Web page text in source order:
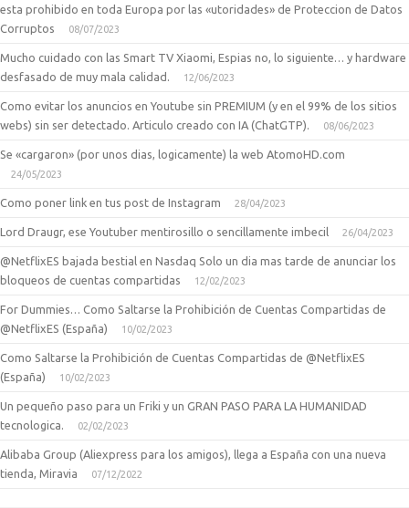
esta prohibido en toda Europa por las «utoridades» de Proteccion de Datos
Corruptos
08/07/2023
Mucho cuidado con las Smart TV Xiaomi, Espias no, lo siguiente… y hardware
desfasado de muy mala calidad.
12/06/2023
Como evitar los anuncios en Youtube sin PREMIUM (y en el 99% de los sitios
webs) sin ser detectado. Articulo creado con IA (ChatGTP).
08/06/2023
Se «cargaron» (por unos dias, logicamente) la web AtomoHD.com
24/05/2023
Como poner link en tus post de Instagram 28/04/2023
Lord Draugr, ese Youtuber mentirosillo o sencillamente imbecil 26/04/2023
@NetflixES bajada bestial en Nasdaq Solo un dia mas tarde de anunciar los
bloqueos de cuentas compartidas
12/02/2023
For Dummies… Como Saltarse la Prohibición de Cuentas Compartidas de
@NetflixES (España)
10/02/2023
Como Saltarse la Prohibición de Cuentas Compartidas de @NetflixES
(España)
10/02/2023
Un pequeño paso para un Friki y un GRAN PASO PARA LA HUMANIDAD
tecnologica.
02/02/2023
Alibaba Group (Aliexpress para los amigos), llega a España con una nueva
tienda, Miravia
07/12/2022